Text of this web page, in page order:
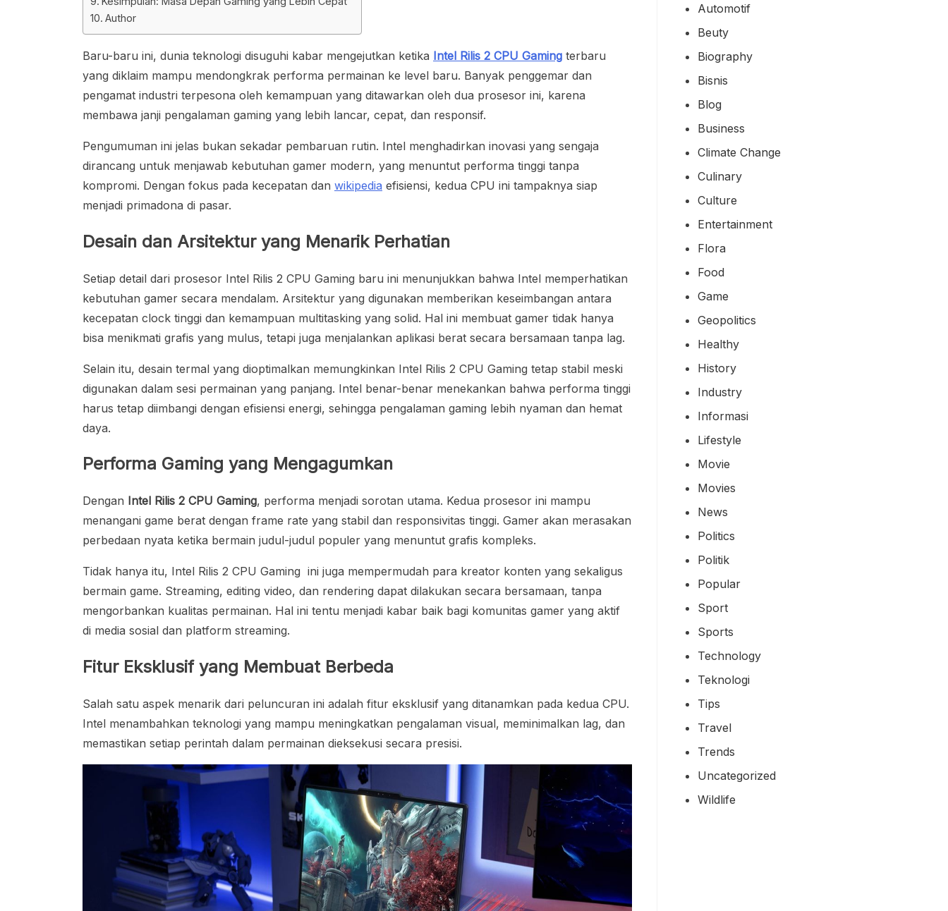
Author
Baru-baru ini, dunia teknologi disuguhi kabar mengejutkan ketika Intel Rilis 2 CPU Gaming terbaru
yang diklaim mampu mendongkrak performa permainan ke level baru. Banyak penggemar dan
pengamat industri terpesona oleh kemampuan yang ditawarkan oleh dua prosesor ini, karena
membawa janji pengalaman gaming yang lebih lancar, cepat, dan responsif.
Pengumuman ini jelas bukan sekadar pembaruan rutin. Intel menghadirkan inovasi yang sengaja
dirancang untuk menjawab kebutuhan gamer modern, yang menuntut performa tinggi tanpa
kompromi. Dengan fokus pada kecepatan dan wikipedia efisiensi, kedua CPU ini tampaknya siap
menjadi primadona di pasar.
Desain dan Arsitektur yang Menarik Perhatian
Setiap detail dari prosesor Intel Rilis 2 CPU Gaming baru ini menunjukkan bahwa Intel memperhatikan
kebutuhan gamer secara mendalam. Arsitektur yang digunakan memberikan keseimbangan antara
kecepatan clock tinggi dan kemampuan multitasking yang solid. Hal ini membuat gamer tidak hanya
bisa menikmati grafis yang mulus, tetapi juga menjalankan aplikasi berat secara bersamaan tanpa lag.
Selain itu, desain termal yang dioptimalkan memungkinkan Intel Rilis 2 CPU Gaming tetap stabil meski
digunakan dalam sesi permainan yang panjang. Intel benar-benar menekankan bahwa performa tinggi
harus tetap diimbangi dengan efisiensi energi, sehingga pengalaman gaming lebih nyaman dan hemat
daya.
Performa Gaming yang Mengagumkan
Dengan Intel Rilis 2 CPU Gaming, performa menjadi sorotan utama. Kedua prosesor ini mampu
menangani game berat dengan frame rate yang stabil dan responsivitas tinggi. Gamer akan merasakan
perbedaan nyata ketika bermain judul-judul populer yang menuntut grafis kompleks.
Tidak hanya itu, Intel Rilis 2 CPU Gaming ini juga mempermudah para kreator konten yang sekaligus
bermain game. Streaming, editing video, dan rendering dapat dilakukan secara bersamaan, tanpa
mengorbankan kualitas permainan. Hal ini tentu menjadi kabar baik bagi komunitas gamer yang aktif
di media sosial dan platform streaming.
Fitur Eksklusif yang Membuat Berbeda
Salah satu aspek menarik dari peluncuran ini adalah fitur eksklusif yang ditanamkan pada kedua CPU.
Intel menambahkan teknologi yang mampu meningkatkan pengalaman visual, meminimalkan lag, dan
memastikan setiap perintah dalam permainan dieksekusi secara presisi.
Automotif
Beuty
Biography
Bisnis
Blog
Business
Climate Change
Culinary
Culture
Entertainment
Flora
Food
Game
Geopolitics
Healthy
History
Industry
Informasi
Lifestyle
Movie
Movies
News
Politics
Politik
Popular
Sport
Sports
Technology
Teknologi
Tips
Travel
Trends
Uncategorized
Wildlife